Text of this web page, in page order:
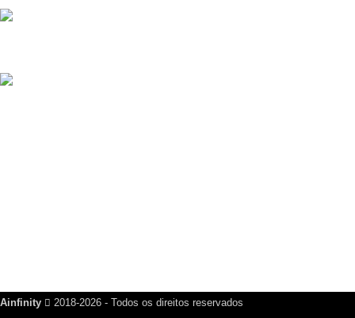
Ainfinity 2018-2026 - Todos os direitos reservados